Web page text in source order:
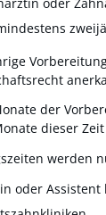
der
dieser
werden
oder